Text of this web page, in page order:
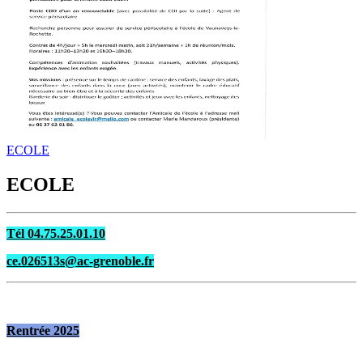
ECOLE
ECOLE
Tél 04.75.25.01.10
ce.026513s@ac-grenoble.fr
Rentrée 2025